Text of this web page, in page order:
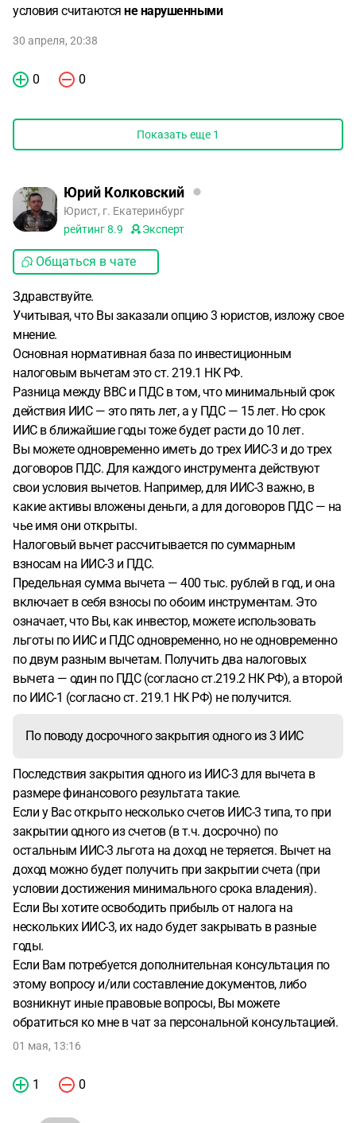
условия считаются не нарушенными
30 апреля, 20:38
0 0
Показать еще 1
Юрий Колковский
Юрист, г. Екатеринбург
рейтинг8.9 Эксперт
Общаться в чате
Здравствуйте.
Учитывая, что Вы заказали опцию 3 юристов, изложу свое
мнение.
Основная нормативная база по инвестиционным
налоговым вычетам это ст. 219.1 НК РФ.
Разница между BBC и ПДС в том, что минимальный срок
действия ИИС — это пять лет, а у ПДС — 15 лет. Но срок
ИИС в ближайшие годы тоже будет расти до 10 лет.
Вы можете одновременно иметь до трех ИИС-3 и до трех
договоров ПДС. Для каждого инструмента действуют
свои условия вычетов. Например, для ИИС-3 важно, в
какие активы вложены деньги, а для договоров ПДС — на
чье имя они открыты.
Налоговый вычет рассчитывается по суммарным
взносам на ИИС-3 и ПДС.
Предельная сумма вычета — 400 тыс. рублей в год, и она
включает в себя взносы по обоим инструментам. Это
означает, что Вы, как инвестор, можете использовать
льготы по ИИС и ПДС одновременно, но не одновременно
по двум разным вычетам. Получить два налоговых
вычета — один по ПДС (согласно ст.219.2 НК РФ), а второй
по ИИС-1 (согласно ст. 219.1 НК РФ) не получится.
По поводу досрочного закрытия одного из 3 ИИС
Последствия закрытия одного из ИИС-3 для вычета в
размере финансового результата такие.
Если у Вас открыто несколько счетов ИИС-3 типа, то при
закрытии одного из счетов (в т.ч. досрочно) по
остальным ИИС-3 льгота на доход не теряется. Вычет на
доход можно будет получить при закрытии счета (при
условии достижения минимального срока владения).
Если Вы хотите освободить прибыль от налога на
нескольких ИИС-3, их надо будет закрывать в разные
годы.
Если Вам потребуется дополнительная консультация по
этому вопросу и/или составление документов, либо
возникнут иные правовые вопросы, Вы можете
обратиться ко мне в чат за персональной консультацией.
01 мая, 13:16
1 0